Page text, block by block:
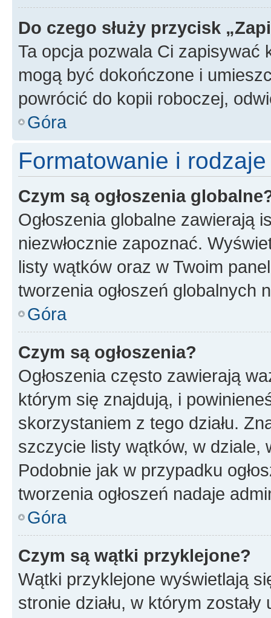
Do czego służy przycisk
Ta opcja pozwala Ci zapisywać
mogą być dokończone i
powrócić do kopii roboczej,
Góra
Formatowanie i
Czym są ogłoszenia
Ogłoszenia globalne zawierają
niezwłocznie zapoznać.
listy wątków oraz w Twoim
tworzenia ogłoszeń globalnych
Góra
Czym są ogłoszenia?
Ogłoszenia często zawierają
którym się znajdują, i
skorzystaniem z tego działu.
szczycie listy wątków, w dziale,
Podobnie jak w przypadku
tworzenia ogłoszeń nadaje
Góra
Czym są wątki przyklejone?
Wątki przyklejone wyświetlają
stronie działu, w którym